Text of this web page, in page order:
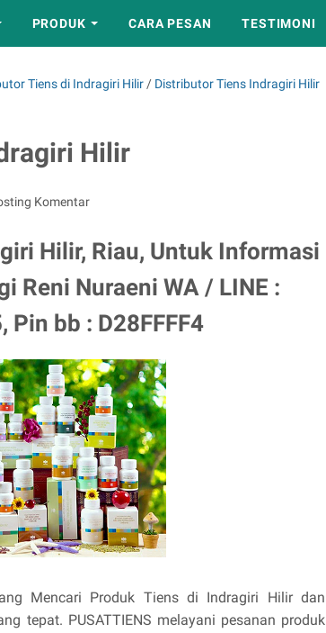
PRODUK CARA PESAN TESTIMONI
Tiens di Indragiri Hilir / Distributor Tiens Indragiri Hilir
Hilir
Komentar
Hilir, Riau, Untuk Informasi
Reni Nuraeni WA / LINE :
bb : D28FFFF4
Mencari Produk Tiens di Indragiri Hilir dan
tepat. PUSATTIENS melayani pesanan produk